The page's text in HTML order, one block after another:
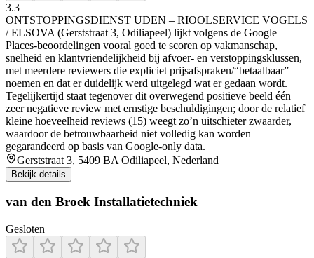
3.3
ONTSTOPPINGSDIENST UDEN – RIOOLSERVICE VOGELS
/ ELSOVA (Gerststraat 3, Odiliapeel) lijkt volgens de Google
Places-beoordelingen vooral goed te scoren op vakmanschap,
snelheid en klantvriendelijkheid bij afvoer- en verstoppingsklussen,
met meerdere reviewers die expliciet prijsafspraken/“betaalbaar”
noemen en dat er duidelijk werd uitgelegd wat er gedaan wordt.
Tegelijkertijd staat tegenover dit overwegend positieve beeld één
zeer negatieve review met ernstige beschuldigingen; door de relatief
kleine hoeveelheid reviews (15) weegt zo’n uitschieter zwaarder,
waardoor de betrouwbaarheid niet volledig kan worden
gegarandeerd op basis van Google-only data.
Gerststraat 3, 5409 BA Odiliapeel, Nederland
Bekijk details
van den Broek Installatietechniek
Gesloten